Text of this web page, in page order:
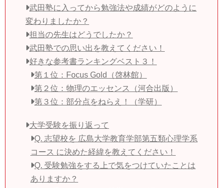
武田塾に入ってから勉強法や成績がどのように
変わりましたか？
担当の先生はどうでしたか？
武田塾での思い出を教えてください！
好きな参考書ランキングベスト３！
第１位：Focus Gold（啓林館）
第２位：物理のエッセンス（河合出版）
第３位：部分点をねらえ！（学研）
大学受験を振り返って
Q. 志望校を 広島大学教育学部第五類心理学系
コース に決めた経緯を教えてください！
Q. 受験勉強をする上で気をつけていたことは
ありますか？